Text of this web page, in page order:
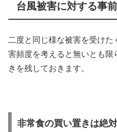
台風被害に対する事
二度と同じ様な被害を受け
害頻度を考えると無いとも
きを残しておきます。
非常食の買い置きは絶